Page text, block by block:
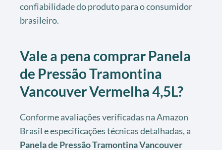
confiabilidade do produto para o consumidor
brasileiro.
Vale a pena comprar Panela
de Pressão Tramontina
Vancouver Vermelha 4,5L?
Conforme avaliações verificadas na Amazon
Brasil e especificações técnicas detalhadas, a
Panela de Pressão Tramontina Vancouver